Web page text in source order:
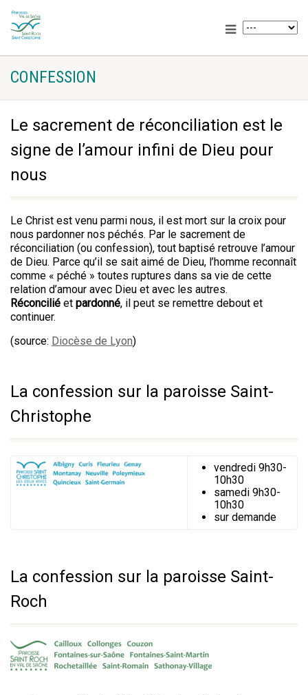
CONFESSION
Le sacrement de réconciliation est le
signe de l’amour infini de Dieu pour
nous
Le Christ est venu parmi nous, il est mort sur la croix pour
nous pardonner nos péchés. Par le sacrement de
réconciliation (ou confession), tout baptisé retrouve l’amour
de Dieu. Parce qu’il se sait aimé de Dieu, l’homme reconnaît
comme « péché » toutes ruptures dans sa vie de cette
relation d’amour avec Dieu et avec les autres.
Réconcilié et pardonné, il peut se remettre debout et
continuer.
(source: Diocèse de Lyon)
La confession sur la paroisse Saint-
Christophe
vendredi 9h30-
10h30
samedi 9h30-
10h30
sur demande
La confession sur la paroisse Saint-
Roch